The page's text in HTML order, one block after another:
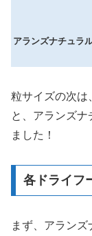
アランズナチュラ
粒サイズの次は
と、アランズ
ました！
各ドライフ
まず、アラン